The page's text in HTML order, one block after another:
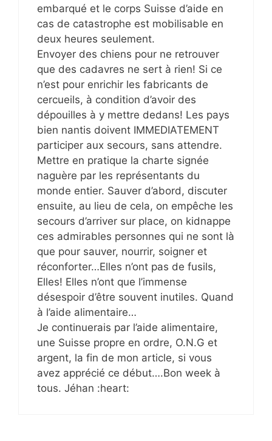
embarqué et le corps Suisse d’aide en
cas de catastrophe est mobilisable en
deux heures seulement.
Envoyer des chiens pour ne retrouver
que des cadavres ne sert à rien! Si ce
n’est pour enrichir les fabricants de
cercueils, à condition d’avoir des
dépouilles à y mettre dedans! Les pays
bien nantis doivent IMMEDIATEMENT
participer aux secours, sans attendre.
Mettre en pratique la charte signée
naguère par les représentants du
monde entier. Sauver d’abord, discuter
ensuite, au lieu de cela, on empêche les
secours d’arriver sur place, on kidnappe
ces admirables personnes qui ne sont là
que pour sauver, nourrir, soigner et
réconforter…Elles n’ont pas de fusils,
Elles! Elles n’ont que l’immense
désespoir d’être souvent inutiles. Quand
à l’aide alimentaire…
Je continuerais par l’aide alimentaire,
une Suisse propre en ordre, O.N.G et
argent, la fin de mon article, si vous
avez apprécié ce début….Bon week à
tous. Jéhan :heart: